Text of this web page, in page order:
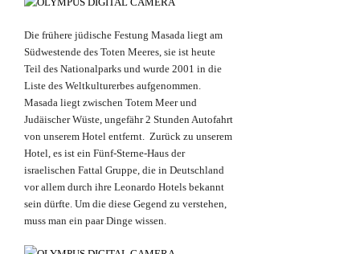
Die frühere jüdische Festung Masada liegt am
Südwestende des Toten Meeres, sie ist heute
Teil des Nationalparks und wurde 2001 in die
Liste des Weltkulturerbes aufgenommen.
Masada liegt zwischen Totem Meer und
Judäischer Wüste, ungefähr 2 Stunden Autofahrt
von unserem Hotel entfernt. Zurück zu unserem
Hotel, es ist ein Fünf-Sterne-Haus der
israelischen Fattal Gruppe, die in Deutschland
vor allem durch ihre Leonardo Hotels bekannt
sein dürfte. Um die diese Gegend zu verstehen,
muss man ein paar Dinge wissen.